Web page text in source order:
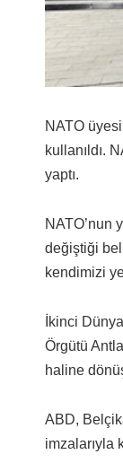
NATO
kullanıldı.
yaptı.
NATO’nun
değiştiği
kendimizi
İkinci
Örgütü
haline
ABD,
imzalarıyla